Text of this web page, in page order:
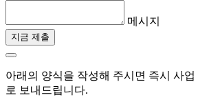
메시지
지금 제출
아래의 양식을 작성해 주시면 즉시 사
로 보내드립니다.